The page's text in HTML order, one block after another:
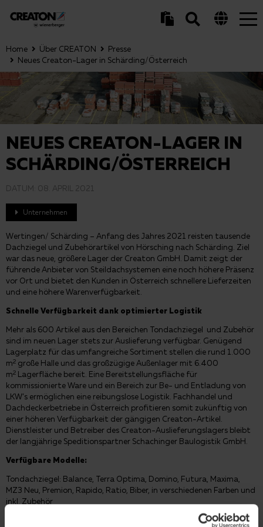
Home Über CREATON
Presse
Neues Creaton-Lager in Schärding/Österreich
NEUES CREATON-LAGER IN
SCHÄRDING/ÖSTERREICH
DATUM: 08. APRIL 2021
Unternehmen
Wertingen/ Schärding – Anfang des Jahres 2021 reisten tausende
Dachziegel und Zubehörartikel von Hörsching nach Schärding. Ziel
war das neue, größere Lager der Creaton GmbH. Damit zeigt der
führende Anbieter von Steildachsystemen eine noch höhere Präsenz
vor Ort und bietet den Kunden in Österreich schnellere Lieferzeiten
und eine höhere Warenverfügbarkeit.
Schnelle Verfügbarkeit dank optimierter Logistik
Mehr als 600 Artikel aus den Bereichen Tondachziegel und Zubehör
sind im neuen Lager stets zur Auslieferung verfügbar. Genügend
Lagerplatz für das umfangreiche Sortiment stellen die rund 1.000
m2 große Halle und das großzügige Außenlager mit 6.400
m2 Lagerfläche bereit. Eine Bereitstellungsfläche für
kommissionierte Ware und ein Bereich zur Be- und Entladung von
LKW’s ermöglichen eine reibungslose Logistik. Fachhandel und
Dachdeckerbetriebe in Österreich profitieren somit zukünftig von
einer höheren Verfügbarkeit der gängigen Creaton-Artikel.
Dienstleister und Betreiber des Creaton-Auslieferungslagers bleibt
der langjährige Speditionspartner Schachinger Baulogistik GmbH.
Verfügbare Modelle:
Tondachziegel: Balance, Terra Optima, Domino, Futura, Maxima,
MZ3 Neu, Premion, Rapido, Ratio, Biber, in verschiedenen Farben und
inkl. Zubehör